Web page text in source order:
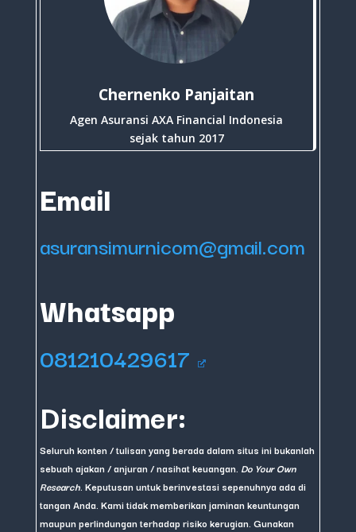
Chernenko Panjaitan
Agen Asuransi AXA Financial Indonesia
sejak tahun 2017
Email
asuransimurnicom@gmail.com
Whatsapp
081210429617
Disclaimer:
Seluruh konten / tulisan yang berada dalam situs ini bukanlah
sebuah ajakan / anjuran / nasihat keuangan. Do Your Own
Research . Keputusan untuk berinvestasi sepenuhnya ada di
tangan Anda. Kami tidak memberikan jaminan keuntungan
maupun perlindungan terhadap risiko kerugian. Gunakan